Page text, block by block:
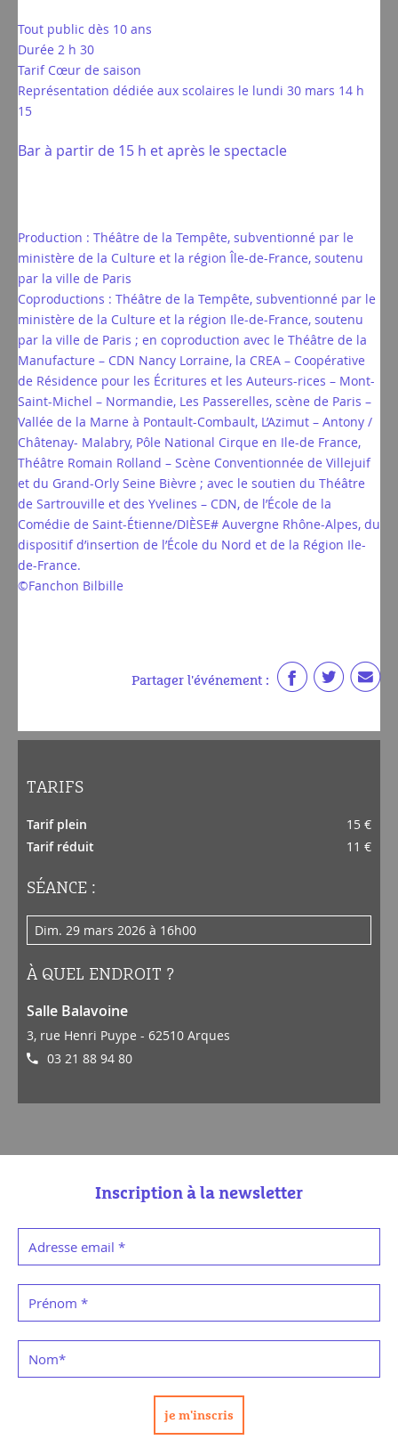
Tout public dès 10 ans
Durée 2 h 30
Tarif Cœur de saison
Représentation dédiée aux scolaires le lundi 30 mars 14 h
15
Bar à partir de 15 h et après le spectacle
Production : Théâtre de la Tempête, subventionné par le
ministère de la Culture et la région Île-de-France, soutenu
par la ville de Paris
Coproductions : Théâtre de la Tempête, subventionné par le
ministère de la Culture et la région Ile-de-France, soutenu
par la ville de Paris ; en coproduction avec le Théâtre de la
Manufacture – CDN Nancy Lorraine, la CREA – Coopérative
de Résidence pour les Écritures et les Auteurs-rices – Mont-
Saint-Michel – Normandie, Les Passerelles, scène de Paris –
Vallée de la Marne à Pontault-Combault, L’Azimut – Antony /
Châtenay- Malabry, Pôle National Cirque en Ile-de France,
Théâtre Romain Rolland – Scène Conventionnée de Villejuif
et du Grand-Orly Seine Bièvre ; avec le soutien du Théâtre
de Sartrouville et des Yvelines – CDN, de l’École de la
Comédie de Saint-Étienne/DIÈSE# Auvergne Rhône-Alpes, du
dispositif d’insertion de l’École du Nord et de la Région Ile-
de-France.
©Fanchon Bilbille
Partager l'événement :
TARIFS
Tarif plein
15 €
Tarif réduit
11 €
SÉANCE :
dim. 29 mars 2026 à 16h00
À QUEL ENDROIT ?
Salle Balavoine
3, rue Henri Puype - 62510 Arques
03 21 88 94 80
Inscription à la newsletter
Adresse email *
Prénom *
Nom*